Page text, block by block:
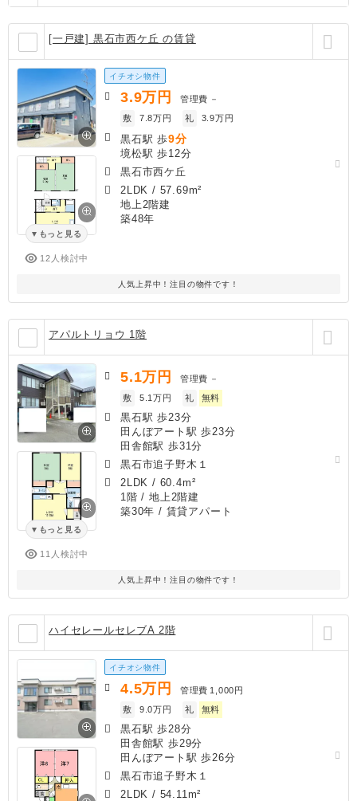
[一戸建] 黒石市西ケ丘 の賃貸
もっと見る
12人検討中
イチオシ物件
3.9万円 管理費 －
敷
7.8万円 礼 3.9万円
黒石駅 歩9分
境松駅 歩12分
黒石市西ケ丘
2LDK / 57.69m²
地上2階建
築48年
人気上昇中！注目の物件です！
アパルトリョウ 1階
もっと見る
11人検討中
5.1万円 管理費 －
敷
5.1万円 礼 無料
黒石駅 歩23分
田んぼアート駅 歩23分
田舎館駅 歩31分
黒石市追子野木１
2LDK / 60.4m²
1階 / 地上2階建
築30年 / 賃貸アパート
人気上昇中！注目の物件です！
ハイセレールセレブA 2階
イチオシ物件
4.5万円 管理費 1,000円
敷
9.0万円 礼 無料
黒石駅 歩28分
田舎館駅 歩29分
田んぼアート駅 歩26分
黒石市追子野木１
2LDK / 54.11m²